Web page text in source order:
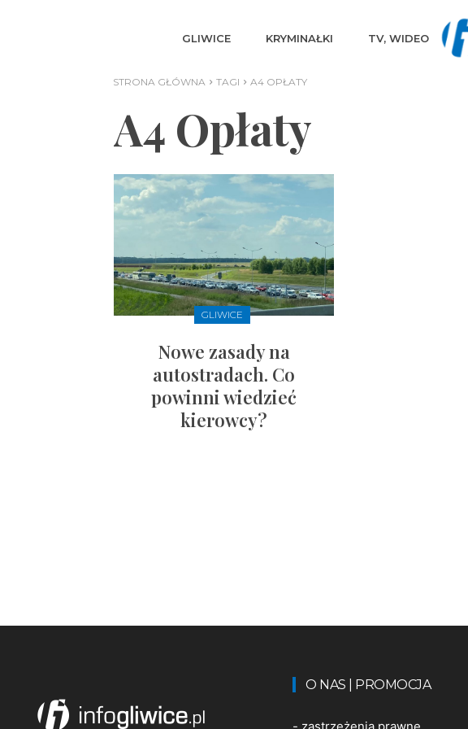
GLIWICE KRYMINAŁKI TV, WIDEO
STRONA GŁÓWNA TAGI A4 OPŁATY
A4 Opłaty
GLIWICE
Nowe zasady na
autostradach. Co
powinni wiedzieć
kierowcy?
O NAS | PROMOCJA
- zastrzeżenia prawne